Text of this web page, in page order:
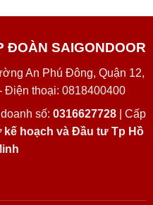
ĐOÀN SAIGONDOOR
An Phú Đông, Quận 12,
Điện thoại: 0818400400
số: 0316627728| Cấp
kế hoạch và Đầu tư Tp Hồ